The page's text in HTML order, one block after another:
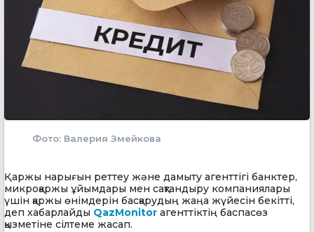
Фото: Валерия Змейкова
Қаржы нарығын реттеу және дамыту агенттігі банктер,
микроқаржы ұйымдары мен сақтандыру компаниялары
үшін қаржы өнімдерін басқарудың жаңа жүйесін бекітті,
деп хабарлайды QazMonitor агенттіктің баспасөз
қызметіне сілтеме жасап.